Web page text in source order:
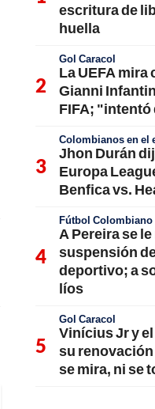
escritura de
huella
Gol Caracol
La UEFA mira
Gianni
FIFA;
Colombianos en el
Jhon Durán
Europa
Benfica vs.
Fútbol Colombiano
A Pereira se
suspensión
deportivo; a
líos
Gol Caracol
Vinícius Jr y
su
se mira, ni se